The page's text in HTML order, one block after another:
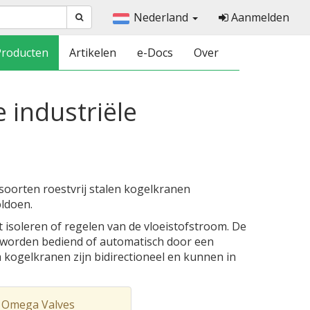
Nederland Aanmelden
Artikelen e-Docs Over
industriële
roestvrij stalen kogelkranen
of regelen van de vloeistofstroom. De
bediend of automatisch door een
zijn bidirectioneel en kunnen in
Valves